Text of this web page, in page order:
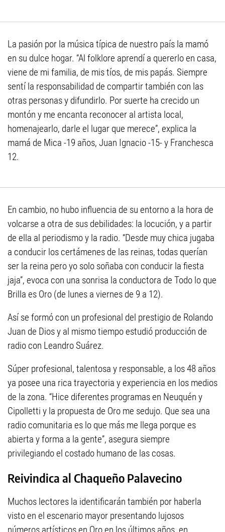
La pasión por la música típica de nuestro país la mamó
en su dulce hogar. “Al folklore aprendí a quererlo en casa,
viene de mi familia, de mis tíos, de mis papás. Siempre
sentí la responsabilidad de compartir también con las
otras personas y difundirlo. Por suerte ha crecido un
montón y me encanta reconocer al artista local,
homenajearlo, darle el lugar que merece”, explica la
mamá de Mica -19 años, Juan Ignacio -15- y Franchesca
12.
En cambio, no hubo influencia de su entorno a la hora de
volcarse a otra de sus debilidades: la locución, y a partir
de ella al periodismo y la radio. “Desde muy chica jugaba
a conducir los certámenes de las reinas, todas querían
ser la reina pero yo solo soñaba con conducir la fiesta
jaja”, evoca con una sonrisa la conductora de Todo lo que
Brilla es Oro (de lunes a viernes de 9 a 12).
Así se formó con un profesional del prestigio de Rolando
Juan de Dios y al mismo tiempo estudió producción de
radio con Leandro Suárez.
Súper profesional, talentosa y responsable, a los 48 años
ya posee una rica trayectoria y experiencia en los medios
de la zona. “Hice diferentes programas en Neuquén y
Cipolletti y la propuesta de Oro me sedujo. Que sea una
radio comunitaria es lo que más me llega porque es
abierta y forma a la gente”, asegura siempre
privilegiando el costado humano de las cosas.
Reivindica al Chaqueño Palavecino
Muchos lectores la identificarán también por haberla
visto en el escenario mayor presentando lujosos